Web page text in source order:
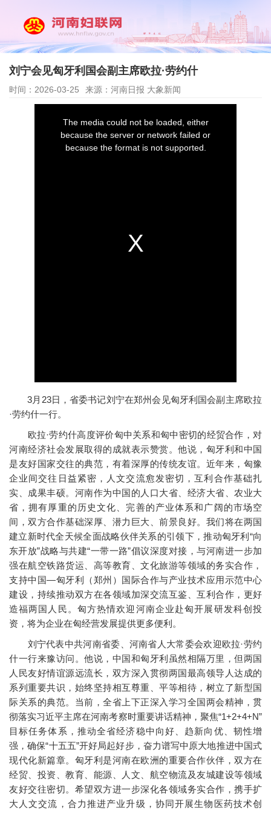
刘宁会见匈牙利国会副主席欧拉·劳约什
时间：2026-03-25 来源：河南日报 大象新闻
3月23日，省委书记刘宁在郑州会见匈牙利国会副主席欧拉
·劳约什一行。
欧拉·劳约什高度评价匈中关系和匈中密切的经贸合作，对
河南经济社会发展取得的成就表示赞赏。他说，匈牙利和中国
是友好国家交往的典范，有着深厚的传统友谊。近年来，匈豫
企业间交往日益紧密，人文交流愈发密切，互利合作基础扎
实、成果丰硕。河南作为中国的人口大省、经济大省、农业大
省，拥有厚重的历史文化、完善的产业体系和广阔的市场空
间，双方合作基础深厚、潜力巨大、前景良好。我们将在两国
建立新时代全天候全面战略伙伴关系的引领下，推动匈牙利“向
东开放”战略与共建“一带一路”倡议深度对接，与河南进一步加
强在航空铁路货运、高等教育、文化旅游等领域的务实合作，
支持中国—匈牙利（郑州）国际合作与产业技术应用示范中心
建设，持续推动双方在各领域加深交流互鉴、互利合作，更好
造福两国人民。匈方热情欢迎河南企业赴匈开展研发科创投
资，将为企业在匈经营发展提供更多便利。
刘宁代表中共河南省委、河南省人大常委会欢迎欧拉·劳约
什一行来豫访问。他说，中国和匈牙利虽然相隔万里，但两国
人民友好情谊源远流长，双方深入贯彻两国最高领导人达成的
系列重要共识，始终坚持相互尊重、平等相待，树立了新型国
际关系的典范。当前，全省上下正深入学习全国两会精神，贯
彻落实习近平主席在河南考察时重要讲话精神，聚焦“1+2+4+N”
目标任务体系，推动全省经济稳中向好、趋新向优、韧性增
强，确保“十五五”开好局起好步，奋力谱写中原大地推进中国式
现代化新篇章。匈牙利是河南在欧洲的重要合作伙伴，双方在
经贸、投资、教育、能源、人文、航空物流及友城建设等领域
友好交往密切。希望双方进一步深化各领域务实合作，携手扩
大人文交流，合力推进产业升级，协同开展生物医药技术创